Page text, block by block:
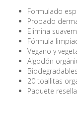
Formulado
Probado
Elimina
Fórmula
Vegano y
Algodón
20 toallitas
Paquete